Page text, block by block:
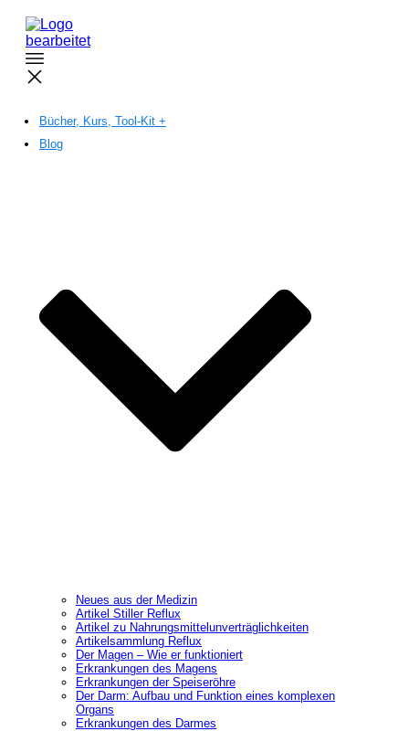
Bücher, Kurs, Tool-Kit +
Blog
Neues aus der Medizin
Artikel Stiller Reflux
Artikel zu Nahrungsmittelunverträglichkeiten
Artikelsammlung Reflux
Der Magen – Wie er funktioniert
Erkrankungen des Magens
Erkrankungen der Speiseröhre
Der Darm: Aufbau und Funktion eines komplexen
Organs
Erkrankungen des Darmes